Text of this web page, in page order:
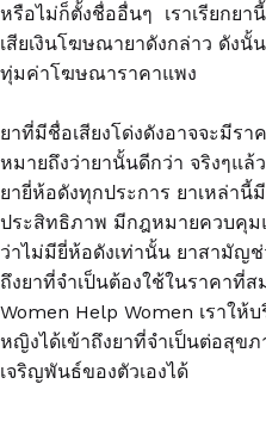
หรือไม่ก็ตั้งชื่ออื่นๆ เราเรียกย
เสียเงินโฆษณายาดังกล่าว ดังนั้
ทุ่มค่าโฆษณาราคาแพง
ยาที่มีชื่อเสียงโด่งดังอาจจะมีร
หมายถึงว่ายานั้นดีกว่า จริงๆแ
ยายี่ห้อดังทุกประการ ยาเหล่านี้
ประสิทธิภาพ มีกฎหมายควบคุ
ว่าไม่มียี่ห้อดังเท่านั้น ยาสามัญ
ถึงยาที่จำเป็นต้องใช้ในราคาที่
Women Help Women เราให้
หญิงได้เข้าถึงยาที่จำเป็นต่อสุข
เจริญพันธ์ของตัวเองได้